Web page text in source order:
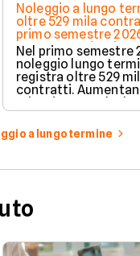
Noleggio a lungo
oltre 529 mila
primo semestre
Crescono privati e
elettrificate
Nel primo semestre
noleggio lungo
registra oltre 529
contratti.
privati, cresce la
media e accelerano
plug-in ed
dati Unrae.
a lungo termine